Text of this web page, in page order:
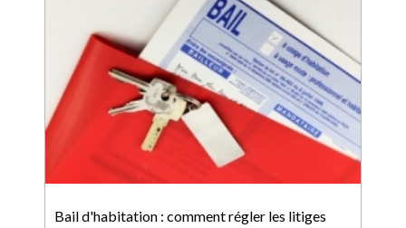
Bail d'habitation : comment régler les litiges